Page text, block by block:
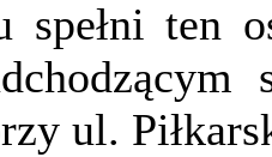
spełni ten
ul.